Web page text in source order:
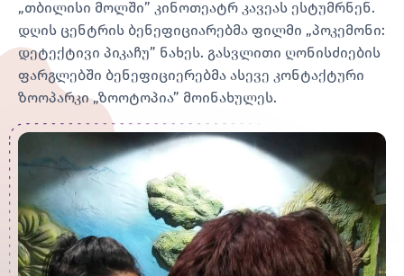
„თბილისი მოლში” კინოთეატრ კავეას ესტუმრნენ.
დღის ცენტრის ბენეფიციარებმა ფილმი „პოკემონი:
დეტექტივი პიკაჩუ” ნახეს. გასვლითი ღონისძიების
ფარგლებში ბენეფიციერებმა ასევე კონტაქტური
ზოოპარკი „ზოოტოპია” მოინახულეს.